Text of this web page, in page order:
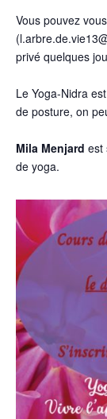
Vous pouvez
privé quelques
Le Yoga-Nidra
de posture, on
Mila Menjard est
de yoga.